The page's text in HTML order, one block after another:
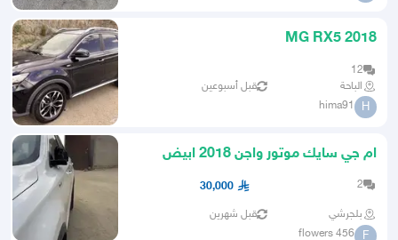
MG RX5 2018
12
الباحة
قبل أسبوعين
H
hima91
ام جي سايك موتور واجن 2018 ابيض
2
30,000
بلجرشي قبل شهرين
F
flowers 456